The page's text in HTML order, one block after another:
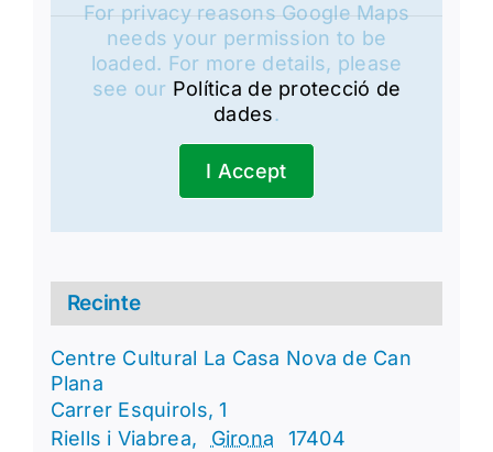
Recinte
Centre Cultural La Casa Nova de Can
Plana
Carrer Esquirols, 1
Riells i Viabrea, Girona
17404
For privacy reasons Google Maps
needs your permission to be
loaded. For more details, please
see our Política de protecció de
dades.
I Accept